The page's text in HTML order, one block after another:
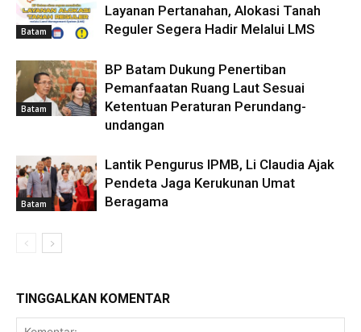
Batam
Layanan Pertanahan, Alokasi Tanah
Reguler Segera Hadir Melalui LMS
Batam
BP Batam Dukung Penertiban
Pemanfaatan Ruang Laut Sesuai
Ketentuan Peraturan Perundang-
undangan
Batam
Lantik Pengurus IPMB, Li Claudia Ajak
Pendeta Jaga Kerukunan Umat
Beragama
TINGGALKAN KOMENTAR